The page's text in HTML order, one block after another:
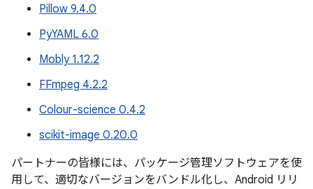
Pillow 9.4.0
PyYAML 6.0
Mobly 1.12.2
FFmpeg 4.2.2
Colour-science 0.4.2
scikit-image 0.20.0
パートナーの皆様には、パッケージ管理ソフトウェアを使
用して、適切なバージョンをバンドル化し、Android リリ